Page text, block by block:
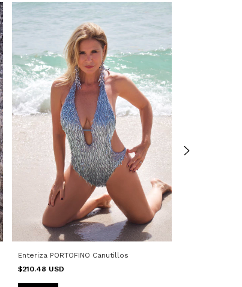
Enteriza PORTOFINO Canutillos
$210.48 USD